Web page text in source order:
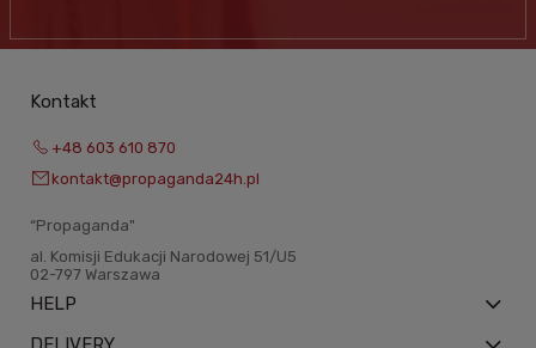
Kontakt
+48 603 610 870
kontakt@propaganda24h.pl
“Propaganda"
al. Komisji Edukacji Narodowej 51/U5
02-797 Warszawa
HELP